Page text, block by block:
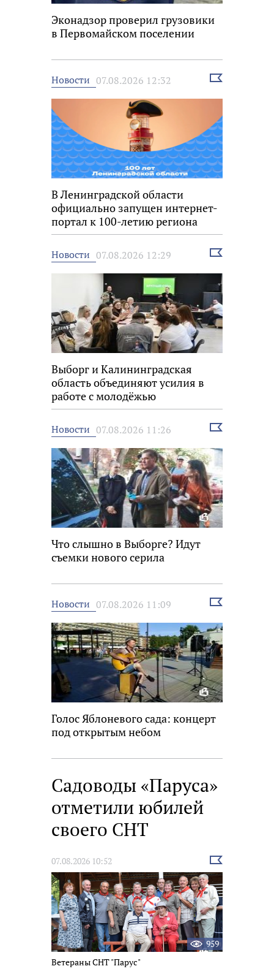
Эконадзор проверил грузовики
в Первомайском поселении
Новости 07.08.2026 12:32
Выбрать
В Ленинградской области
официально запущен интернет-
портал к 100-летию региона
Новости 07.08.2026 12:29
Выбрать
Выборг и Калининградская
область объединяют усилия в
работе с молодёжью
Новости 07.08.2026 11:26
Выбрать
Что слышно в Выборге? Идут
съемки нового серила
Новости 07.08.2026 11:09
Выбрать
Голос Яблоневого сада: концерт
под открытым небом
Садоводы «Паруса»
отметили юбилей
своего СНТ
07.08.2026 10:52
Выбрать
новость
959
Ветераны СНТ "Парус"